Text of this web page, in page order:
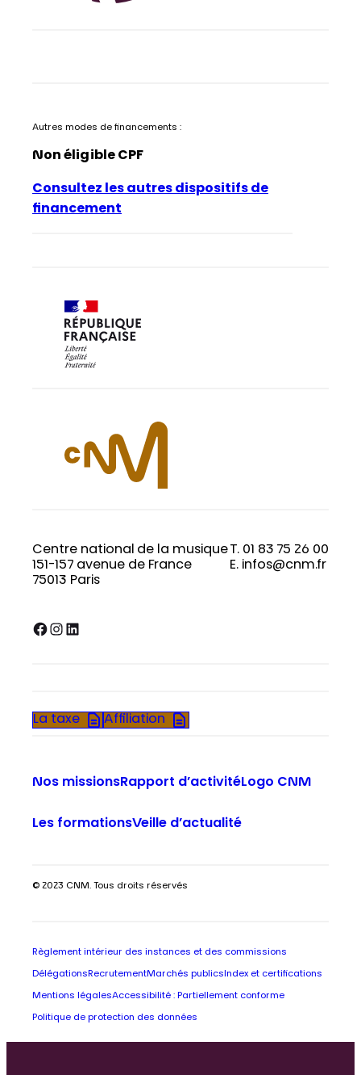
Autres modes de financements :
Non éligible CPF
Consultez les autres dispositifs de
financement
Centre national de la musique
151-157 avenue de France
75013 Paris
T. 01 83 75 26 00
E. infos@cnm.fr
Facebook InstagramLinkedIn
La taxe Affiliation
Nos missionsRapport d’activitéLogo CNM
Les formationsVeille d’actualité
© 2023 CNM. Tous droits réservés
Règlement intérieur des instances et des commissions
Délégations RecrutementMarchés publics Index et certifications
Mentions légalesAccessibilité : Partiellement conforme
Politique de protection des données